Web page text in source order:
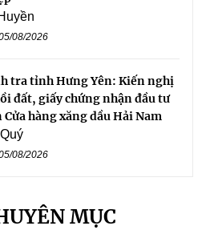
08/2026
tra tỉnh Hưng Yên: Kiến nghị
đất, giấy chứng nhận đầu tư
Cửa hàng xăng dầu Hải Nam
08/2026
MỤC